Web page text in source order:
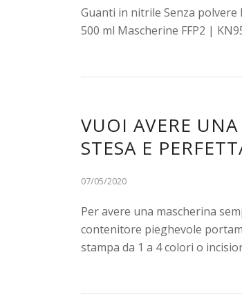
Guanti in nitrile Senza
500 ml Mascherine FFP2 |
VUOI AVERE
STESA E
07/05/2020
Per avere una mascherina
contenitore pieghevole
stampa da 1 a 4 colori o